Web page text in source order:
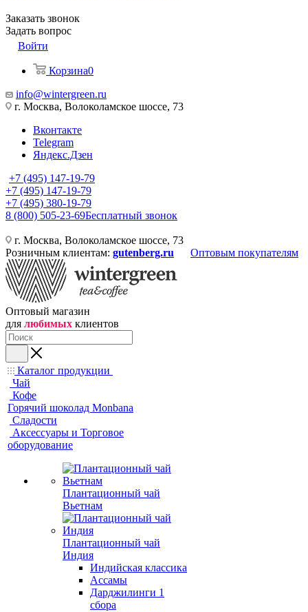
Заказать звонок
Задать вопрос
Войти
Корзина0
info@wintergreen.ru
г. Москва, Волоколамское шоссе, 73
Вконтакте
Telegram
Яндекс.Дзен
+7 (495) 147-19-79
+7 (495) 147-19-79
+7 (495) 380-19-79
8 (800) 505-23-69Бесплатный звонок
г. Москва, Волоколамское шоссе, 73
Розничным клиентам: gutenberg.ru Оптовым покупателям
Оптовый магазин
для любимых клиентов
Каталог продукции
Чай
Кофе
Горячий шоколад Monbana
Сладости
Аксессуары и Торговое
оборудование
Плантационный чай
Вьетнам
Плантационный чай
Индия
Индийская классика
Ассамы
Дарджилинги 1
сбора